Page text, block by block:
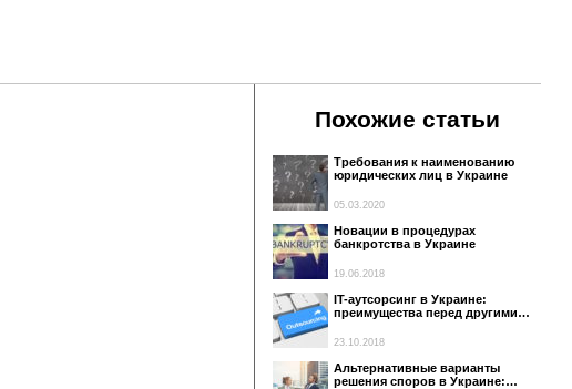
Похожие статьи
Требования к наименованию
юридических лиц в Украине
05.03.2020
Новации в процедурах
банкротства в Украине
19.06.2018
IT-аутсорсинг в Украине:
преимущества перед другими…
23.10.2018
Альтернативные варианты
решения споров в Украине:…